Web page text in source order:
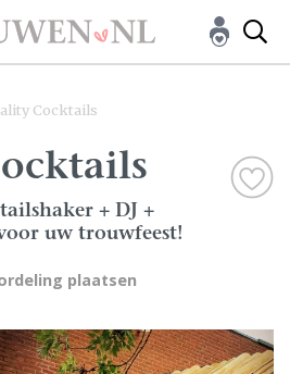
Cocktails
+ DJ +
uw trouwfeest!
plaatsen